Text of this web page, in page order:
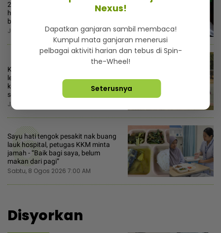
26 pertuduhan pengubahan wang
haram terhadap Nicky Liow ditarik
balik
Jumaat, 7 Ogos 2026 4:30 PM
5
Kejamnya pentadbir sekolah! Cikgu
lewat 7 minit hadir aktiviti
kokurikulum diminta beri surat tunjuk
sebab
Jumaat, 7 Ogos 2026 2:00 PM
6
Sayu hati tengok pesakit nak buang
lauk hospital, petugas KKM minta
jamah - “Baik bagi saya, belum
makan dari pagi”
Sabtu, 8 Ogos 2026 7:00 AM
Disyorkan
Nexus!
Dapatkan ganjaran sambil membaca!
Kumpul mata ganjaran menerusi
pelbagai aktiviti harian dan tebus di Spin-
the-Wheel!
Seterusnya